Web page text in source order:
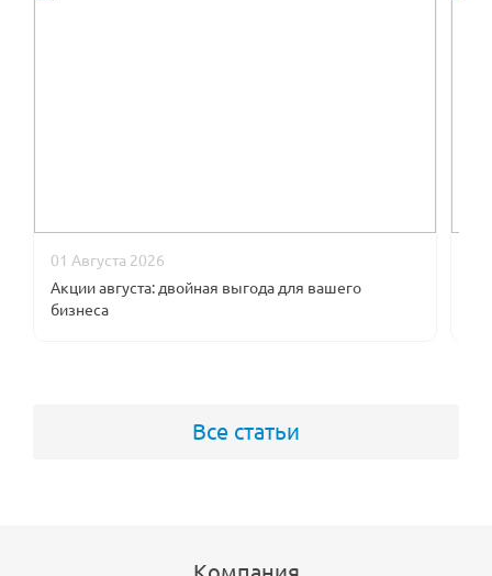
01 Августа 2026
Акции августа: двойная выгода для вашего
бизнеса
Все статьи